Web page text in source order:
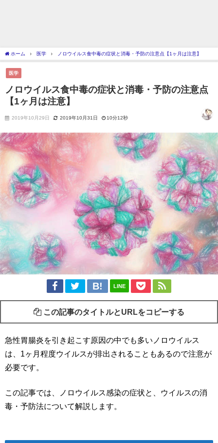
ホーム 医学 ノロウイルス食中毒の症状と消毒・予防の注意点【1ヶ月は注意】
医学
ノロウイルス食中毒の症状と消毒・予防の注意点
【1ヶ月は注意】
2019年10月29日 2019年10月31日 10分12秒
LINE
この記事のタイトルとURLをコピーする
急性胃腸炎を引き起こす原因の中でも多いノロウイルス
は、1ヶ月程度ウイルスが排出されることもあるので注意が
必要です。
この記事では、ノロウイルス感染の症状と、ウイルスの消
毒・予防法について解説します。